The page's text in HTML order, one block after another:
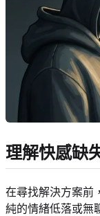
理解快感缺
在尋找解決方案前
純的情緒低落或無